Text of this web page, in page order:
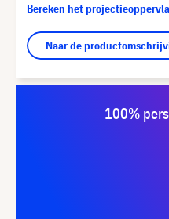
Bereken het
Naar de
100%